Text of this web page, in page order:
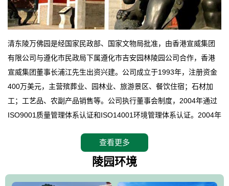
清东陵万佛园是经国家民政部、国家文物局批准，由香港宣威集团
有限公司与遵化市民政局下属遵化市吉安园林陵园公司合作，香港
宣威集团董事长浦江先生出资兴建。公司成立于1993年，注册资金
400万美元，主营殡葬业、园林业、旅游景区、餐饮住宿；石材加
工；工艺品、农副产品销售等。公司执行董事会制度，2004年通过
ISO9001质量管理体系认证和ISO14001环境管理体系认证。2004年
拥有4A级旅游区头衔的花园式陵园，园内建有四星级酒店一座。
万佛园位于遵化市境内，座落在世界文化遗产清东陵地形墙内，地
形绝佳，地理位置优越，交通便利。公司以“建设全国顶级人生后花
查看更多
陵园环境